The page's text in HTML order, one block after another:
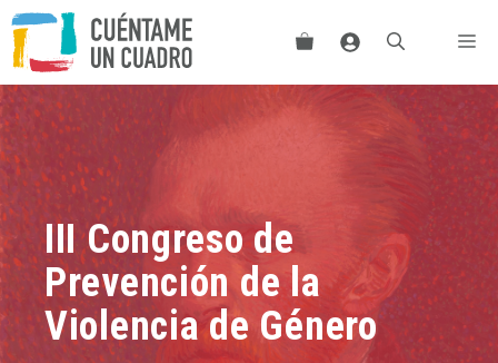
Saltar
al
contenido
III Congreso de
Prevención de la
Violencia de Género